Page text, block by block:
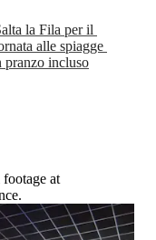
la Fila per il
alle spiagge
pranzo incluso
at